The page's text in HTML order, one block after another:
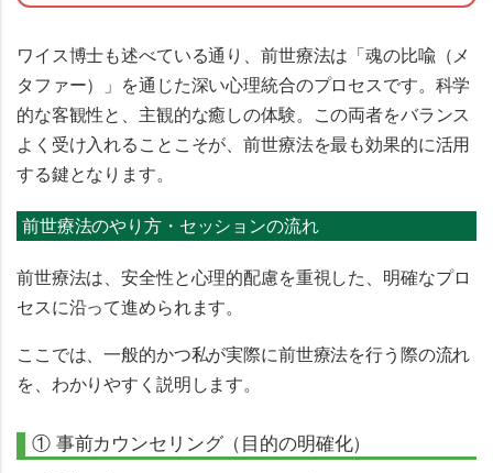
ワイス博士も述べている通り、前世療法は「魂の比喩（メ
タファー）」を通じた深い心理統合のプロセスです。科学
的な客観性と、主観的な癒しの体験。この両者をバランス
よく受け入れることこそが、前世療法を最も効果的に活用
する鍵となります。
前世療法のやり方・セッションの流れ
前世療法は、安全性と心理的配慮を重視した、明確なプロ
セスに沿って進められます。
ここでは、一般的かつ私が実際に前世療法を行う際の流れ
を、わかりやすく説明します。
① 事前カウンセリング（目的の明確化）